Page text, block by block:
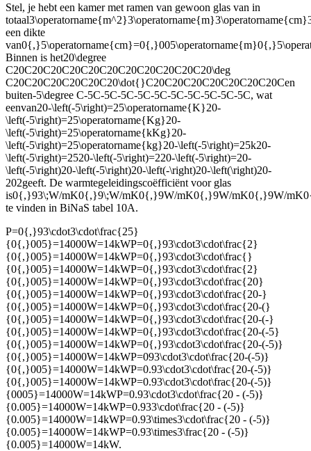
Stel, je hebt een kamer met ramen van gewoon glas van in
totaal
een dikte
van
Binnen is het20\degree
C20C20C20C20C20C20C20C20C20C20C20\deg
C20C20C20C20C20C20\dot{}C20C20C20C20C20C20C20Cen
buiten-5\degree C-5C-5C-5C-5C-5C-5C-5C-5C-5C-5C, wat
eenvan20-\left(-5\right)=25\operatorname{K}20-
\left(-5\right)=25\operatorname{Kg}20-
\left(-5\right)=25\operatorname{kKg}20-
\left(-5\right)=25\operatorname{kg}20-\left(-5\right)=25k20-
\left(-5\right)=2520-\left(-5\right)=220-\left(-5\right)=20-
\left(-5\right)20-\left(-5\right)20-\left(-\right)20-\left(\right)20-
202geeft. De warmtegeleidingscoëfficiënt voor glas
is0{,}93\;W/mK0{,}9\;W/mK0{,}9W/mK0{,}9W/mK0{,}9W/
te vinden in BiNaS tabel 10A.
P=0{,}93\cdot3\cdot\frac{25}
{0{,}005}=14000W=14kWP=0{,}93\cdot3\cdot\frac{2}
{0{,}005}=14000W=14kWP=0{,}93\cdot3\cdot\frac{}
{0{,}005}=14000W=14kWP=0{,}93\cdot3\cdot\frac{2}
{0{,}005}=14000W=14kWP=0{,}93\cdot3\cdot\frac{20}
{0{,}005}=14000W=14kWP=0{,}93\cdot3\cdot\frac{20-}
{0{,}005}=14000W=14kWP=0{,}93\cdot3\cdot\frac{20-(}
{0{,}005}=14000W=14kWP=0{,}93\cdot3\cdot\frac{20-(-}
{0{,}005}=14000W=14kWP=0{,}93\cdot3\cdot\frac{20-(-5}
{0{,}005}=14000W=14kWP=0{,}93\cdot3\cdot\frac{20-(-5)}
{0{,}005}=14000W=14kWP=093\cdot3\cdot\frac{20-(-5)}
{0{,}005}=14000W=14kWP=0.93\cdot3\cdot\frac{20-(-5)}
{0{,}005}=14000W=14kWP=0.93\cdot3\cdot\frac{20-(-5)}
{0005}=14000W=14kWP=0.93\cdot3\cdot\frac{20 - (-5)}
{0.005}=14000W=14kWP=0.933\cdot\frac{20 - (-5)}
{0.005}=14000W=14kWP=0.93\times3\cdot\frac{20 - (-5)}
{0.005}=14000W=14kWP=0.93\times3\frac{20 - (-5)}
{0.005}=14000W=14kW.